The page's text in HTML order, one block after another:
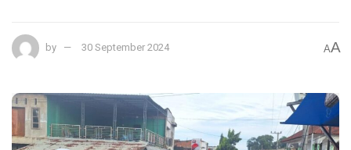
by 30 September 2024 AA